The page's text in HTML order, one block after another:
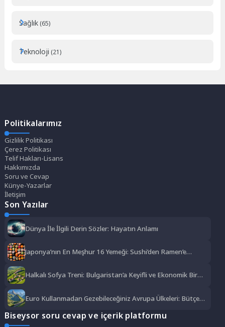
Sağlık (65)
Teknoloji (21)
Politikalarımız
Gizlilik Politikası
Çerez Politikası
Telif Hakları-Lisans
Hakkımızda
Soru ve Cevap
Künye-Yazarlar
İletişim
Son Yazılar
Dünya İle İlgili Derin Sözler: Hayatın Anlamı
Japonya’nın En Meşhur 16 Yemeği: Sushi’den Ramen’e
Halkalı Sofya Treni: Bulgaristan’a Keyifli ve Ekonomik Bir
Euro Kullanmadan Gezebileceğiniz Avrupa Ülkeleri: Bütçe
Biseysor soru cevap ve içerik platformu